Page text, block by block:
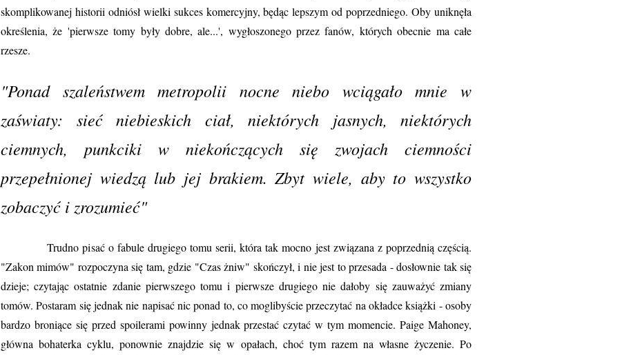
skomplikowanej historii odniósł wielki sukces komercyjny, będąc lepszym od poprzedniego. Oby uniknęła
określenia, że 'pierwsze tomy były dobre, ale...', wygłoszonego przez fanów, których obecnie ma całe
rzesze.
"Ponad szaleństwem metropolii nocne niebo wciągało mnie w
zaświaty: sieć niebieskich ciał, niektórych jasnych, niektórych
ciemnych, punkciki w niekończących się zwojach ciemności
przepełnionej wiedzą lub jej brakiem. Zbyt wiele, aby to wszystko
zobaczyć i zrozumieć"
Trudno pisać o fabule drugiego tomu serii, która tak mocno jest związana z poprzednią częścią.
"Zakon mimów" rozpoczyna się tam, gdzie "Czas żniw" skończył, i nie jest to przesada - dosłownie tak się
dzieje; czytając ostatnie zdanie pierwszego tomu i pierwsze drugiego nie dałoby się zauważyć zmiany
tomów. Postaram się jednak nie napisać nic ponad to, co moglibyście przeczytać na okładce książki - osoby
bardzo broniące się przed spoilerami powinny jednak przestać czytać w tym momencie. Paige Mahoney,
główna bohaterka cyklu, ponownie znajdzie się w opałach, choć tym razem na własne życzenie. Po